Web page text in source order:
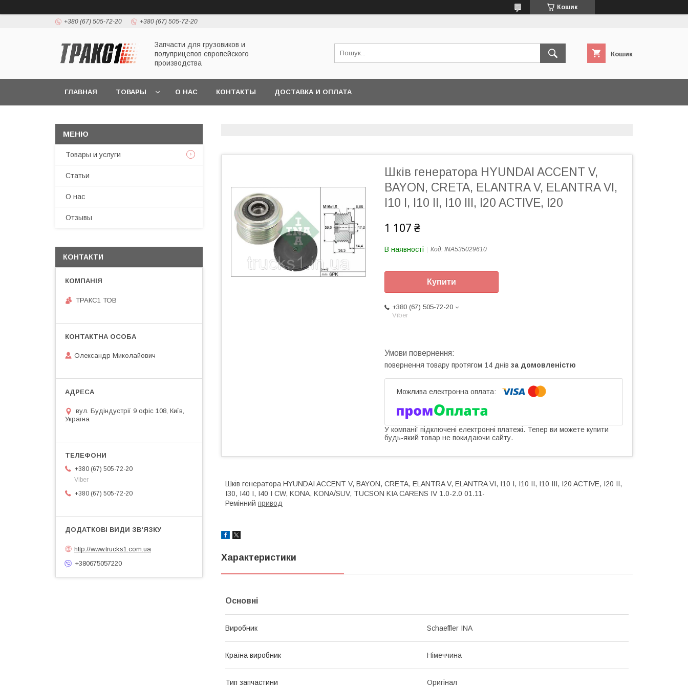
Кошик
+380 (67) 505-72-20 +380 (67) 505-72-20
Запчасти для грузовиков и
полуприцепов европейского
производства
Кошик
ГЛАВНАЯ ТОВАРЫ О НАС КОНТАКТЫ ДОСТАВКА И ОПЛАТА
Шків генератора HYUNDAI ACCENT V,
BAYON, CRETA, ELANTRA V, ELANTRA VI,
I10 I, I10 II, I10 III, I20 ACTIVE, I20
1 107 ₴
В наявності Код: INA535029610
Купити
+380 (67) 505-72-20
Viber
повернення товару протягом 14 днів за домовленістю
У компанії підключені електронні платежі. Тепер ви можете купити
будь-який товар не покидаючи сайту.
Шків генератора HYUNDAI ACCENT V, BAYON, CRETA, ELANTRA V, ELANTRA VI, I10 I, I10 II, I10 III, I20 ACTIVE, I20 II,
I30, I40 I, I40 I CW, KONA, KONA/SUV, TUCSON KIA CARENS IV 1.0-2.0 01.11-
Ремінний привод
Характеристики
Основні
Виробник Schaeffler INA
Країна виробник Німеччина
Тип запчастини Оригінал
Товары и услуги
Статьи
О нас
Отзывы
КОНТАКТИ
ТРАКС1 ТОВ
Олександр Миколайович
вул. Будіндустрії 9 офіс 108, Київ,
Україна
+380 (67) 505-72-20
Viber
+380 (67) 505-72-20
http://www.trucks1.com.ua
+380675057220